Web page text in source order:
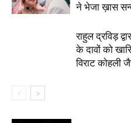
ने भेजा ख़ास
राहुल द्रविड़
के दावों को
विराट कोहली